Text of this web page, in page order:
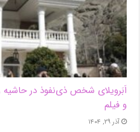
اَبَر‌ویلای شخص ذی‌نفوذ در
و فیلم
آذر ۲۹, ۱۴۰۴